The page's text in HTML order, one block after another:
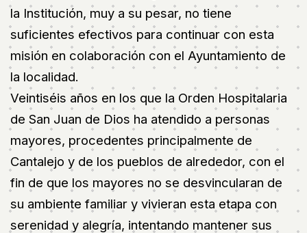
la Institución, muy a su pesar, no tiene
suficientes efectivos para continuar con esta
misión en colaboración con el Ayuntamiento de
la localidad.
Veintiséis años en los que la Orden Hospitalaria
de San Juan de Dios ha atendido a personas
mayores, procedentes principalmente de
Cantalejo y de los pueblos de alrededor, con el
fin de que los mayores no se desvincularan de
su ambiente familiar y vivieran esta etapa con
serenidad y alegría, intentando mantener sus